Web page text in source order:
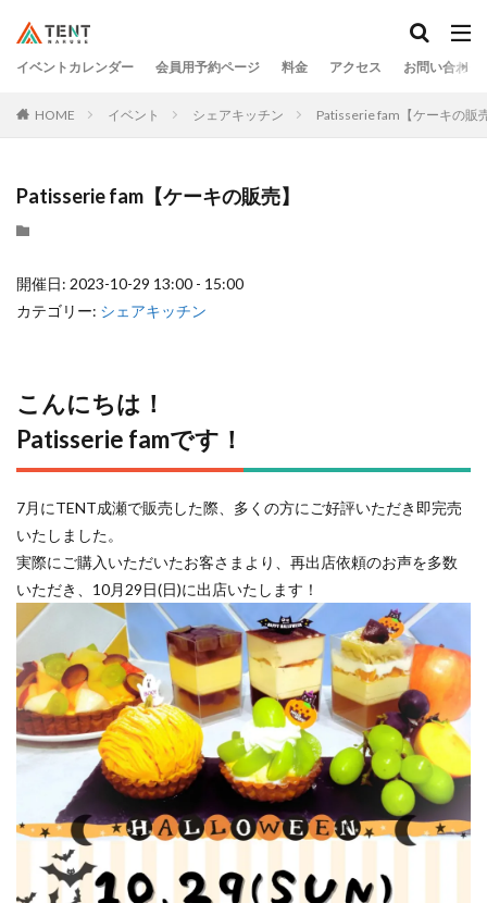
イベントカレンダー 会員用予約ページ 料金 アクセス お問い合わせ
HOME イベント シェアキッチン Patisserie fam【ケーキの販
Patisserie fam【ケーキの販売】
開催日: 2023-10-29 13:00 - 15:00
カテゴリー: シェアキッチン
こんにちは！
Patisserie famです！
7月にTENT成瀬で販売した際、多くの方にご好評いただき即完売
いたしました。
実際にご購入いただいたお客さまより、再出店依頼のお声を多数
いただき、10月29日(日)に出店いたします！